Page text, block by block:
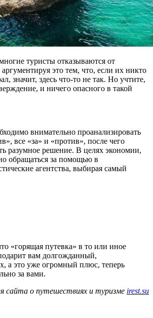
туристы отказываются от
это тем, что, если их никто
значит, здесь что-то не так. Но учтите,
и ничего опасного в такой
внимательно проанализировать
все «за» и «против», после чего
разумное решение. В целях экономии,
обращаться за помощью в
агентства, выбирая самый
«горящая путевка» в то или иное
вам долгожданный,
а это уже огромный плюс, теперь
за вами.
сайта о путешествиях и туризме irest.su